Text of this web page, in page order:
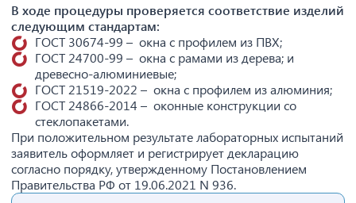
В ходе процедуры проверяется соответствие изделий
следующим стандартам:
ГОСТ 30674-99 – окна с профилем из ПВХ;
ГОСТ 24700-99 – окна с рамами из дерева; и
древесно-алюминиевые;
ГОСТ 21519-2022 – окна с профилем из алюминия;
ГОСТ 24866-2014 – оконные конструкции со
стеклопакетами.
При положительном результате лабораторных испытаний
заявитель оформляет и регистрирует декларацию
согласно порядку, утвержденному Постановлением
Правительства РФ от 19.06.2021 N 936.